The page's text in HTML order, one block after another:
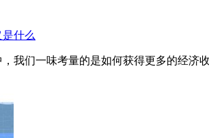
什么
我们一味考量的是如何获得更多的经